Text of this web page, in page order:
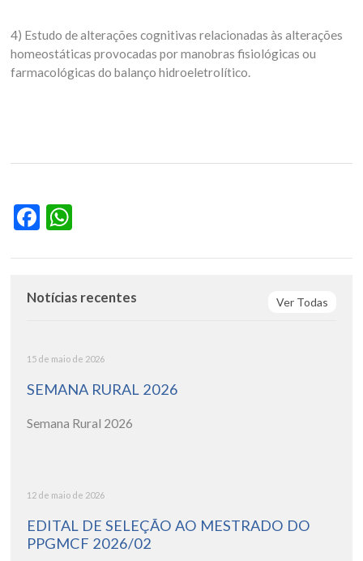
4) Estudo de alterações cognitivas relacionadas às alterações
homeostáticas provocadas por manobras fisiológicas ou
farmacológicas do balanço hidroeletrolítico.
Facebook
Ver Todas
Notícias recentes
15 de maio de 2026
SEMANA RURAL 2026
Semana Rural 2026
12 de maio de 2026
EDITAL DE SELEÇÃO AO MESTRADO DO
PPGMCF 2026/02